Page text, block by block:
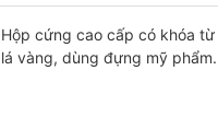
Hộp cứng cao cấp có khóa
lá vàng, dùng đựng mỹ phẩm.